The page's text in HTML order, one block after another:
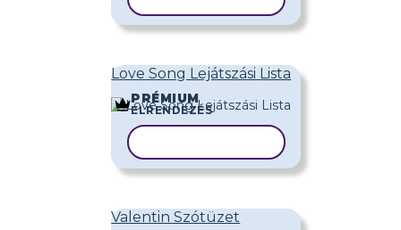
Love Song Lejátszási Lista
PRÉMIUM
ELRENDEZÉS
Valentin Szótüzet